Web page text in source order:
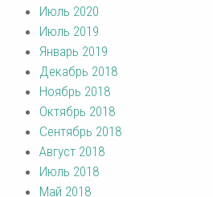
Июль 2020
Июль 2019
Январь 2019
Декабрь 2018
Ноябрь 2018
Октябрь 2018
Сентябрь 2018
Август 2018
Июль 2018
Май 2018